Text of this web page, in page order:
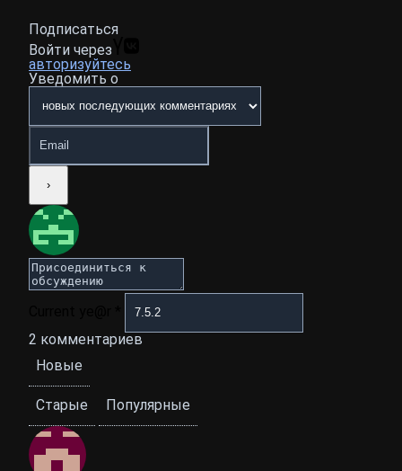
Подписаться
Войти через
авторизуйтесь
Уведомить о
2 комментариев
Новые
Старые Популярные